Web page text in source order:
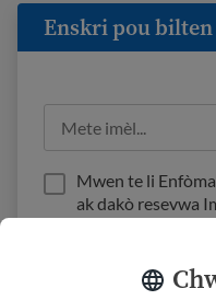
Enskri pou bilten
Mwen te li
ak dakò resevwa